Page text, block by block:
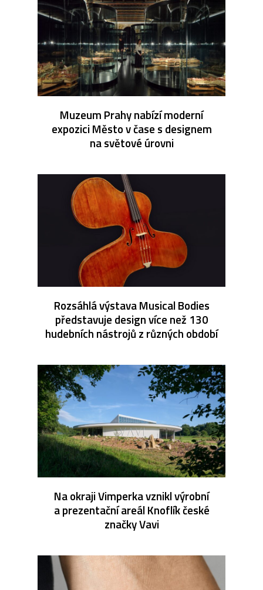
Muzeum Prahy nabízí moderní
expozici Město v čase s designem
na světové úrovni
Rozsáhlá výstava Musical Bodies
představuje design více než 130
hudebních nástrojů z různých období
Na okraji Vimperka vznikl výrobní
a prezentační areál Knoflík české
značky Vavi